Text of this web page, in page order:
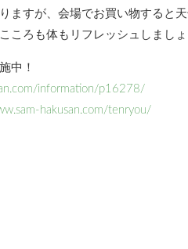
ますが、会場でお買い物すると
ころも体もリフレッシュしましょ
中！
information/p16278/
hakusan.com/tenryou/